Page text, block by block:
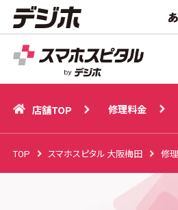
店舗TOP
店舗TOP 修理料金
TOP スマホスピタル 大阪梅田 修